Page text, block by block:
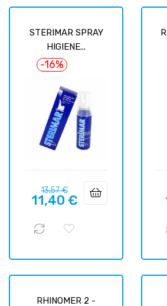
STERIMAR SPRAY
HIGIENE...
-16%
Precio
regular
13,57 €Precio
11,40 €
RHINOMER 2 -